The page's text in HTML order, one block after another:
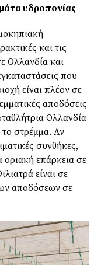
υδροπονίας
και τις
Ολλανδία και
που
είναι πλέον σε
αποδόσεις
Ολλανδία
στρέµµα. Αν
συνθήκες,
επάρκεια σε
είναι σε
αποδόσεων σε